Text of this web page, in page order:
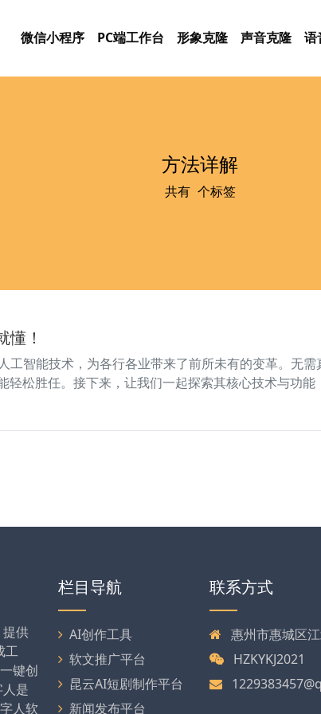
微信小程序 PC端工作台 形象克隆 声音克隆 语
方法详解
共有1 个标签
！
工智能技术，为各行各业带来了前所未有的变革。无
轻松胜任。接下来，让我们一起探索其核心技术与功
提供
工
键创
是
人软
栏目导航
AI创作工具
软文推广平台
昆云AI短剧制作平台
新闻发布平台
联系方式
惠州市惠城区
HZKYKJ2021